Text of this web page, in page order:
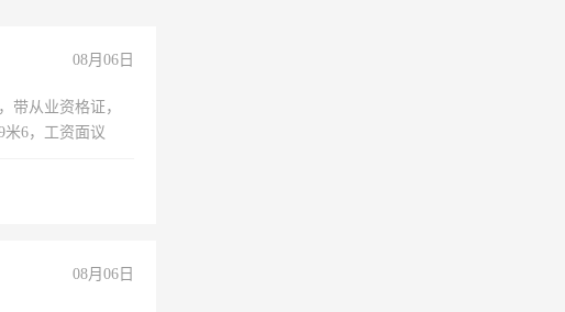
08月06日
带从业资格证，
米6，工资面议
08月06日